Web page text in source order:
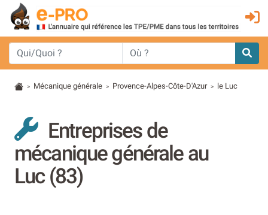
> Mécanique générale > Provence-Alpes-Côte-D'Azur > le Luc
Entreprises de
mécanique générale au
Luc (83)